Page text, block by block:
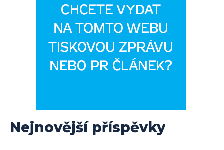
Nejnovější příspěvky